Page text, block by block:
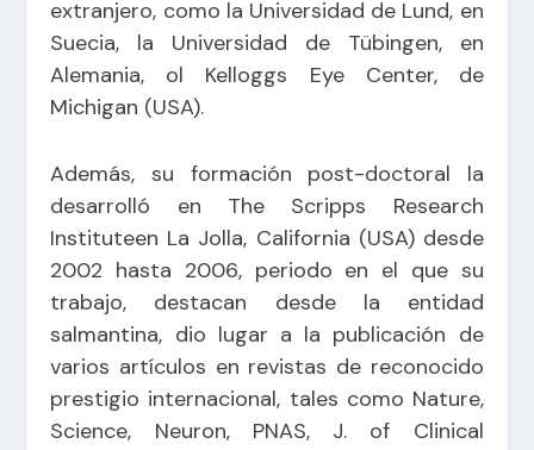
extranjero, como la Universidad de Lund, en
Suecia, la Universidad de Tübingen, en
Alemania, ol Kelloggs Eye Center, de
Michigan (USA).
Además, su formación post-doctoral la
desarrolló en The Scripps Research
Instituteen La Jolla, California (USA) desde
2002 hasta 2006, periodo en el que su
trabajo, destacan desde la entidad
salmantina, dio lugar a la publicación de
varios artículos en revistas de reconocido
prestigio internacional, tales como Nature,
Science, Neuron, PNAS, J. of Clinical